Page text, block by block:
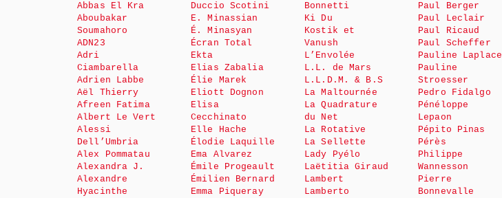
Abbas El Kra
Aboubakar
Soumahoro
ADN23
Adri
Ciambarella
Adrien Labbe
Aël Thierry
Afreen Fatima
Albert Le Vert
Alessi
Dell’Umbria
Alex Pommatau
Alexandra J.
Alexandre
Hyacinthe
Duccio Scotini
E. Minassian
É. Minasyan
Écran Total
Ekta
Elias Zabalia
Élie Marek
Eliott Dognon
Elisa
Cecchinato
Elle Hache
Élodie Laquille
Ema Alvarez
Émile Progeault
Émilien Bernard
Emma Piqueray
Bonnetti
Ki Du
Kostik et
Vanush
L’Envolée
L.L. de Mars
L.L.D.M. & B.S
La Maltournée
La Quadrature
du Net
La Rotative
La Sellette
Lady Pyélo
Laëtitia Giraud
Lambert
Lamberto
Paul Berger
Paul Leclair
Paul Ricaud
Paul Scheffer
Pauline Laplace
Pauline
Stroesser
Pedro Fidalgo
Pénéloppe
Lepaon
Pépito Pinas
Pérès
Philippe
Wannesson
Pierre
Bonnevalle